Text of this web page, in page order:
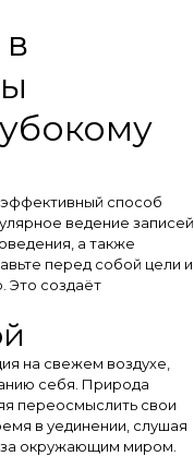
эффективный способ
ведение записей
а также
перед собой цели и
Это создаёт
на свежем воздухе,
себя. Природа
переосмыслить свои
в уединении, слушая
окружающим миром.